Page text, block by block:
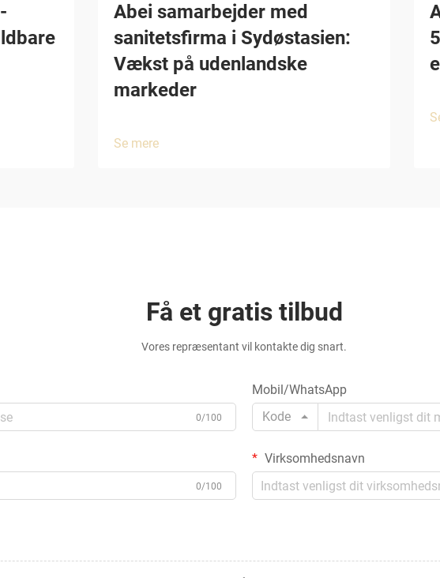
Abei samarbejder med
sanitetsfirma i Sydøstasien:
Vækst på udenlandske
markeder
Se mere
Få et gratis tilbud
Vores repræsentant vil kontakte dig snart.
0/100
Mobil/WhatsApp
Kode
0/100
Virksomhedsnavn